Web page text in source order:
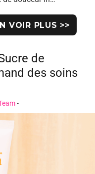
VOIR PLUS >>
de
des soins
-